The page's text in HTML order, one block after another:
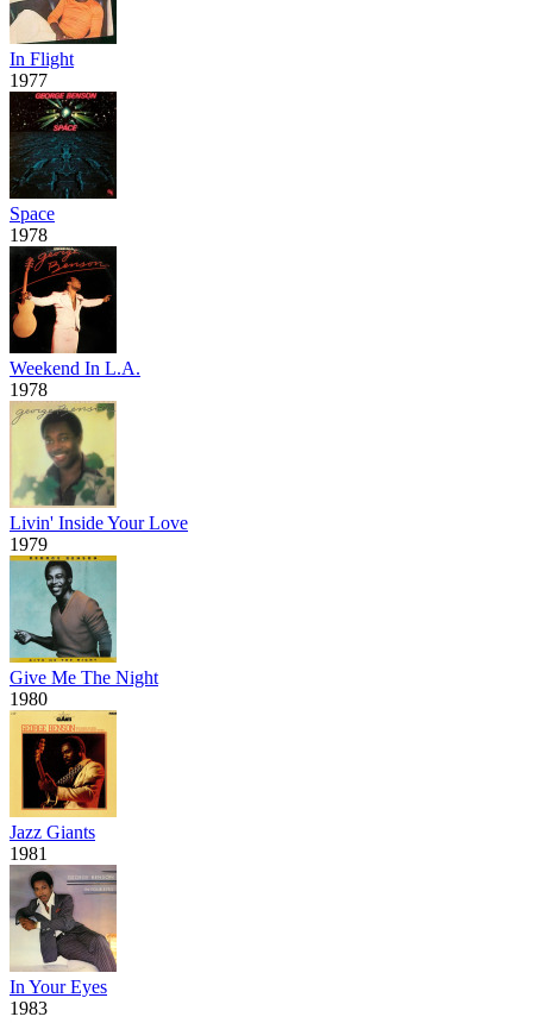
In Flight
1977
Space
1978
Weekend In L.A.
1978
Livin' Inside Your Love
1979
Give Me The Night
1980
Jazz Giants
1981
In Your Eyes
1983